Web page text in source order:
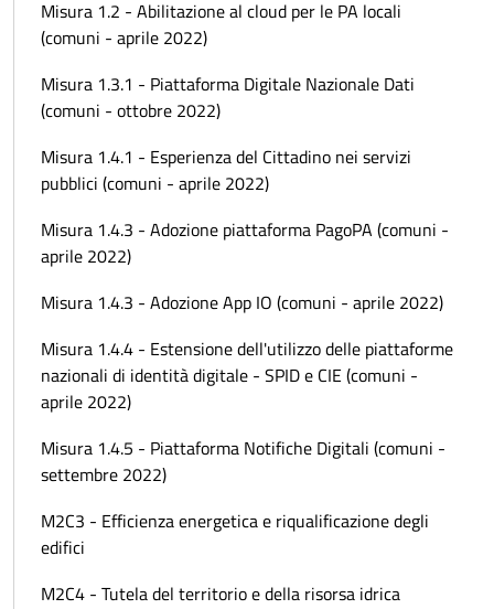
Misura 1.2 - Abilitazione al cloud per le PA locali
(comuni - aprile 2022)
Misura 1.3.1 - Piattaforma Digitale Nazionale Dati
(comuni - ottobre 2022)
Misura 1.4.1 - Esperienza del Cittadino nei servizi
pubblici (comuni - aprile 2022)
Misura 1.4.3 - Adozione piattaforma PagoPA (comuni -
aprile 2022)
Misura 1.4.3 - Adozione App IO (comuni - aprile 2022)
Misura 1.4.4 - Estensione dell'utilizzo delle piattaforme
nazionali di identità digitale - SPID e CIE (comuni -
aprile 2022)
Misura 1.4.5 - Piattaforma Notifiche Digitali (comuni -
settembre 2022)
M2C3 - Efficienza energetica e riqualificazione degli
edifici
M2C4 - Tutela del territorio e della risorsa idrica